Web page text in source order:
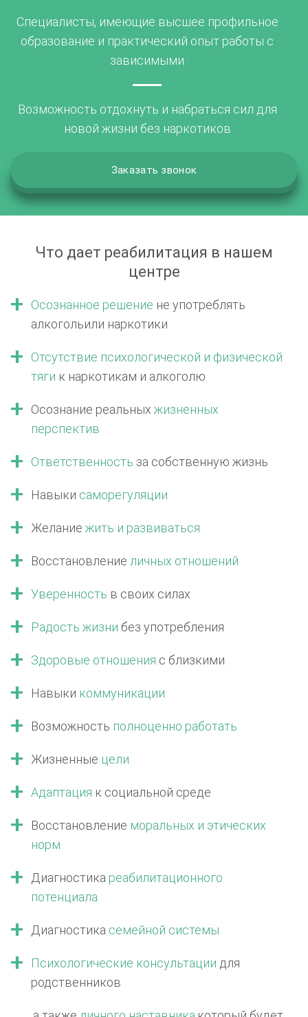
Специалисты, имеющие высшее профильное
образование и практический опыт работы с
зависимыми
Возможность отдохнуть и набраться сил для
новой жизни без наркотиков
Заказать звонок
Что дает реабилитация в нашем
центре
Осознанное решение не употреблять
алкогольили наркотики
Отсутствие психологической и физической
тяги к наркотикам и алкоголю
Осознание реальных жизненных
перспектив
Ответственность за собственную жизнь
Навыки саморегуляции
Желание жить и развиваться
Восстановление личных отношений
Уверенность в своих силах
Радость жизни без употребления
Здоровые отношения с близкими
Навыки коммуникации
Возможность полноценно работать
Жизненные цели
Адаптация к социальной среде
Восстановление моральных и этических
норм
Диагностика реабилитационного
потенциала
Диагностика семейной системы
Психологические консультации для
родственников